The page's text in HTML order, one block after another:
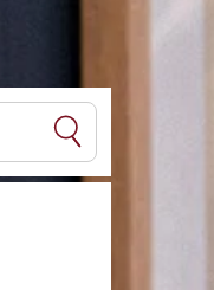
utilisez les